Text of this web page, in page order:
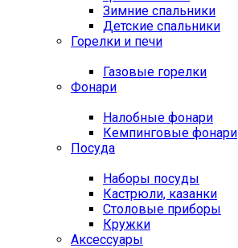
Зимние спальники
Детские спальники
Горелки и печи
Газовые горелки
Фонари
Налобные фонари
Кемпинговые фонари
Посуда
Наборы посуды
Кастрюли, казанки
Столовые приборы
Кружки
Аксессуары